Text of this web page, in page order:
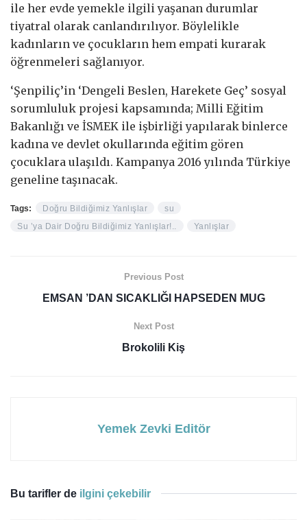
ile her evde yemekle ilgili yaşanan durumlar
tiyatral olarak canlandırılıyor. Böylelikle
kadınların ve çocukların hem empati kurarak
öğrenmeleri sağlanıyor.
‘Şenpiliç’in ‘Dengeli Beslen, Harekete Geç’ sosyal
sorumluluk projesi kapsamında; Milli Eğitim
Bakanlığı ve İSMEK ile işbirliği yapılarak binlerce
kadına ve devlet okullarında eğitim gören
çocuklara ulaşıldı. Kampanya 2016 yılında Türkiye
geneline taşınacak.
Tags: Doğru Bildiğimiz Yanlışlar
su
Su ’ya Dair Doğru Bildiğimiz Yanlışlar!..
Yanlışlar
Previous Post
EMSAN ’DAN SICAKLIĞI HAPSEDEN MUG
Next Post
Brokolili Kiş
Yemek Zevki Editör
Bu tarifler de ilgini çekebilir